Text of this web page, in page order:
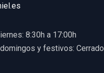
gastos de envío no incluidos.
8:30h a 17:00h
y festivos: Cerrado